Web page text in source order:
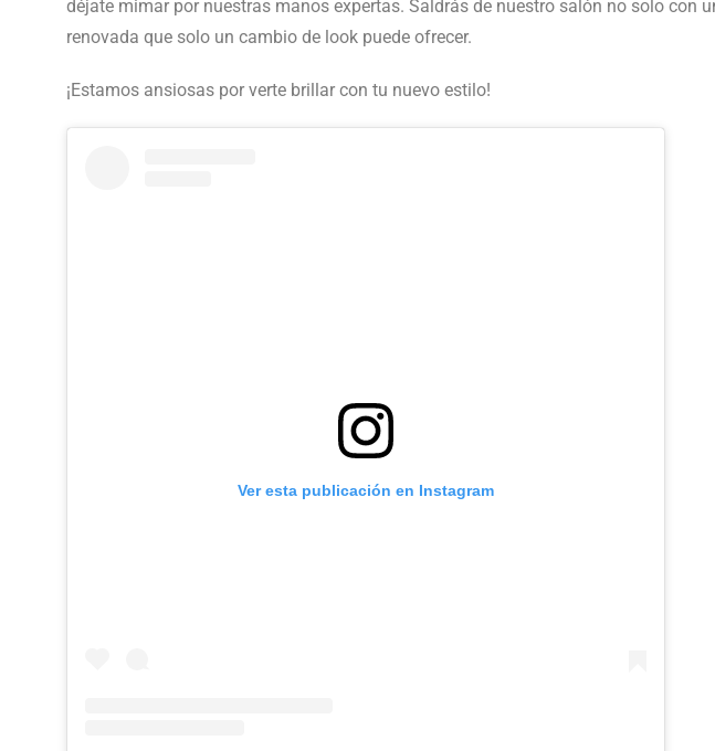
déjate mimar por nuestras manos expertas. Saldrás de nuestro salón no solo con
renovada que solo un cambio de look puede ofrecer.
¡Estamos ansiosas por verte brillar con tu nuevo estilo!
Ver esta publicación en Instagram